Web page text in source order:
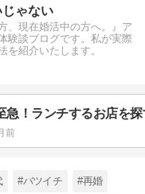
ゃない
、現在婚活中の方へ。』ア
験談ブログです。私が実際
を紹介いたします。
前
#バツイチ #再婚